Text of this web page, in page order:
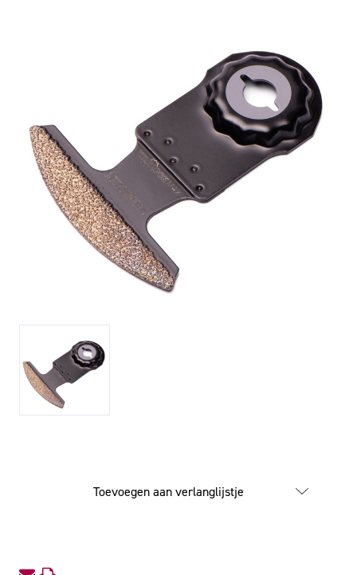
Toevoegen aan verlanglijstje